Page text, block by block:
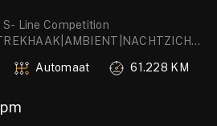
Line Competition
Automaat 61.228 KM